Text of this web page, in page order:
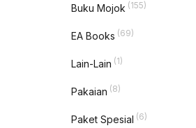
Buku Mojok (155)
EA Books (69)
Lain-Lain (1)
Pakaian (8)
Paket Spesial (6)